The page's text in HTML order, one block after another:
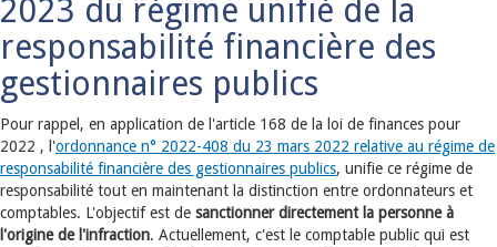
2023 du régime unifié de la
responsabilité financière des
gestionnaires publics
Pour rappel, en application de l'article 168 de la loi de finances pour
2022 , l'ordonnance n° 2022-408 du 23 mars 2022 relative au régime de
responsabilité financière des gestionnaires publics, unifie ce régime de
responsabilité tout en maintenant la distinction entre ordonnateurs et
comptables. L'objectif est de sanctionner directement la personne à
l'origine de l'infraction. Actuellement, c'est le comptable public qui est